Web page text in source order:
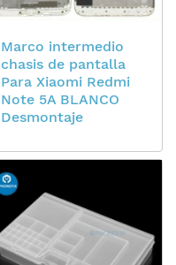
Marco intermedio
chasis de pantalla
Para Xiaomi Redmi
Note 5A BLANCO
Desmontaje